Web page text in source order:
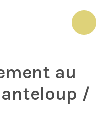
au
/